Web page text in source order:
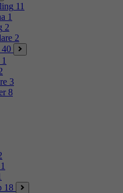
11
1
2
2
40
1
3
8
1
18